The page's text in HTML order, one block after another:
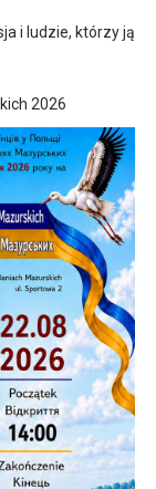
i ludzie, którzy ją
2026